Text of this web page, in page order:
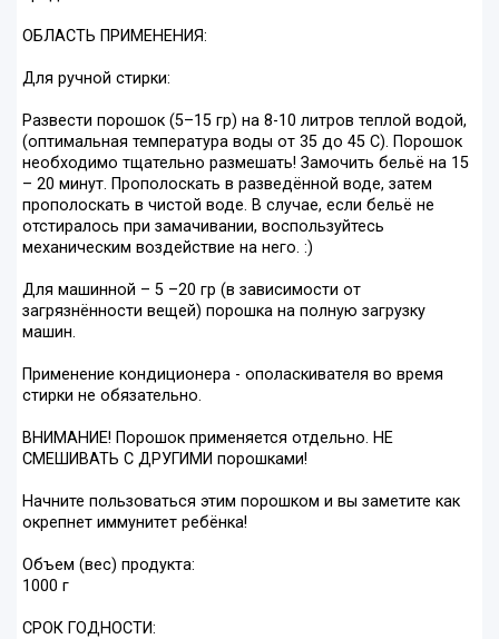
ОБЛАСТЬ ПРИМЕНЕНИЯ:
Для ручной стирки:
Развести порошок (5–15 гр) на 8-10 литров теплой водой,
(оптимальная температура воды от 35 до 45 С). Порошок
необходимо тщательно размешать! Замочить бельё на 15
– 20 минут. Прополоскать в разведённой воде, затем
прополоскать в чистой воде. В случае, если бельё не
отстиралось при замачивании, воспользуйтесь
механическим воздействие на него. :)
Для машинной – 5 –20 гр (в зависимости от
загрязнённости вещей) порошка на полную загрузку
машин.
Применение кондиционера - ополаскивателя во время
стирки не обязательно.
ВНИМАНИЕ! Порошок применяется отдельно. НЕ
СМЕШИВАТЬ С ДРУГИМИ порошками!
Начните пользоваться этим порошком и вы заметите как
окрепнет иммунитет ребёнка!
Объем (вес) продукта:
1000 г
СРОК ГОДНОСТИ: